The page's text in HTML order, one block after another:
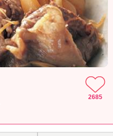
2685